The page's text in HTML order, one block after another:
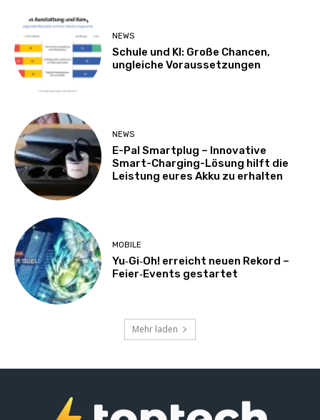
NEWS
Schule und KI: Große Chancen,
ungleiche Voraussetzungen
NEWS
E-Pal Smartplug – Innovative
Smart-Charging-Lösung hilft die
Leistung eures Akku zu erhalten
MOBILE
Yu‑Gi‑Oh! erreicht neuen Rekord –
Feier‑Events gestartet
Mehr laden